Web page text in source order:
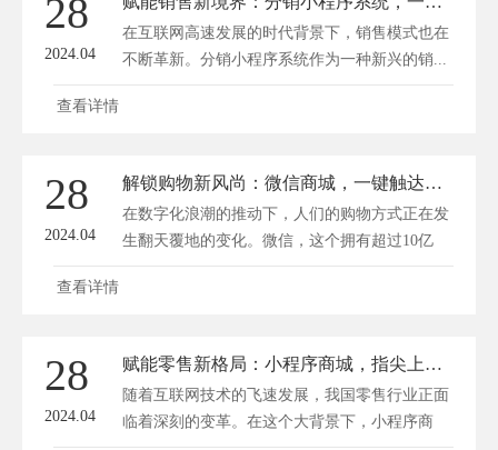
28
2024.04
在互联网高速发展的时代背景下，销售模式也在
不断革新。分销小程序系统作为一种新兴的销...
查看详情
28
2024.04
解锁购物新风尚：微信商城，一键触达品质生活！
在数字化浪潮的推动下，人们的购物方式正在发
生翻天覆地的变化。微信，这个拥有超过10亿
用...
查看详情
28
2024.04
赋能零售新格局：小程序商城，指尖上的购物革新体验
随着互联网技术的飞速发展，我国零售行业正面
临着深刻的变革。在这个大背景下，小程序商